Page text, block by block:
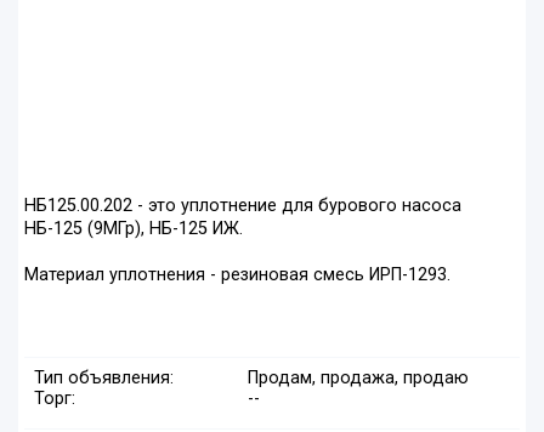
НБ125.00.202 - это уплотнение для бурового насоса
НБ-125 (9МГр), НБ-125 ИЖ.
Материал уплотнения - резиновая смесь ИРП-1293.
Тип объявления:
Продам, продажа, продаю
Торг:
--